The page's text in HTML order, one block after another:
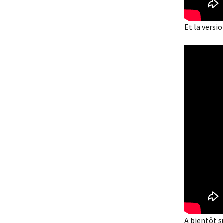
Et la
A bientôt